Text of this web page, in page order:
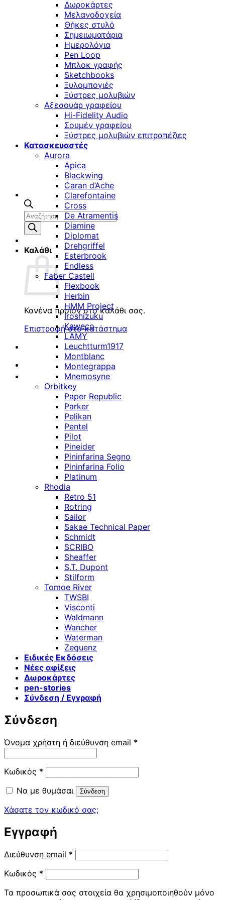
Αναζήτηση
προϊόντων
Καλάθι
Κανένα προϊόν στο καλάθι σας.
Επιστροφή στο κατάστημα
Δωροκάρτες
Μελανοδοχεία
Θήκες στυλό
Σημειωματάρια
Ημερολόγια
Pen Loop
Μπλοκ γραφής
Sketchbooks
Ξυλομπογιές
Ξύστρες μολυβιών
Αξεσουάρ γραφείου
Hi-Fidelity Audio
Σουμέν γραφείου
Ξύστρες μολυβιών επιτραπέζιες
Κατασκευαστές
Aurora
Apica
Blackwing
Caran d’Ache
Clarefontaine
Cross
De Atramentis
Diamine
Diplomat
Drehgriffel
Esterbrook
Endless
Faber Castell
Flexbook
Herbin
HMM Project
Iroshizuku
Kaweco
LAMY
Leuchtturm1917
Montblanc
Montegrappa
Mnemosyne
Orbitkey
Paper Republic
Parker
Pelikan
Pentel
Pilot
Pineider
Pininfarina Segno
Pininfarina Folio
Platinum
Rhodia
Retro 51
Rotring
Sailor
Sakae Technical Paper
Schmidt
SCRIBO
Sheaffer
S.T. Dupont
Stilform
Tomoe River
TWSBI
Visconti
Waldmann
Wancher
Waterman
Zequenz
Ειδικές Εκδόσεις
Νέες αφίξεις
Δωροκάρτες
pen-stories
Σύνδεση / Εγγραφή
Σύνδεση
Όνομα χρήστη ή διεύθυνση email *
Κωδικός * Απαιτείται
Να με θυμάσαι
Σύνδεση
Χάσατε τον κωδικό σας;
Εγγραφή
Διεύθυνση email * Απαιτείται
Κωδικός * Απαιτείται
Τα προσωπικά σας στοιχεία θα χρησιμοποιηθούν μόνο